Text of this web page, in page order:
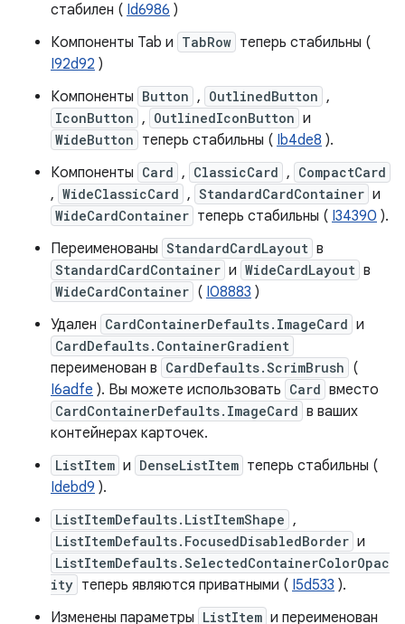
стабилен ( Id6986 )
Компоненты Tab и TabRow теперь стабильны (
I92d92 )
Компоненты Button , OutlinedButton ,
IconButton , OutlinedIconButton и
WideButton теперь стабильны ( Ib4de8 ).
Компоненты Card , ClassicCard , CompactCard
, WideClassicCard , StandardCardContainer и
WideCardContainer теперь стабильны ( I34390 ).
Переименованы StandardCardLayout в
StandardCardContainer и WideCardLayout в
WideCardContainer ( I08883 )
Удален CardContainerDefaults.ImageCard и
CardDefaults.ContainerGradient
переименован в CardDefaults.ScrimBrush (
I6adfe ). Вы можете использовать Card вместо
CardContainerDefaults.ImageCard в ваших
контейнерах карточек.
ListItem и DenseListItem теперь стабильны (
Idebd9 ).
ListItemDefaults.ListItemShape ,
ListItemDefaults.FocusedDisabledBorder и
ListItemDefaults.SelectedContainerColorOpac
ity теперь являются приватными ( I5d533 ).
Изменены параметры ListItem и переименован